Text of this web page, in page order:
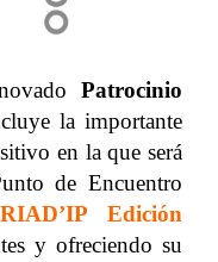
Patrocinio
la importante
en la que será
de Encuentro
Edición
y ofreciendo su